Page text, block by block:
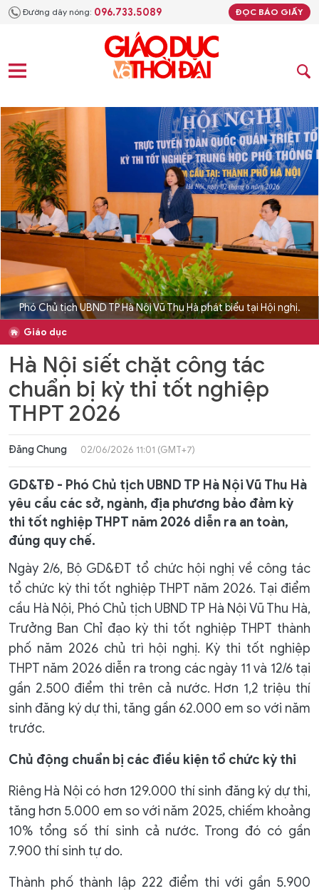
Đường dây nóng: 096.733.5089 ĐỌC BÁO GIẤY
Phó Chủ tịch UBND TP Hà Nội Vũ Thu Hà phát biểu tại Hội nghị.
Giáo dục
Hà Nội siết chặt công tác
chuẩn bị kỳ thi tốt nghiệp
THPT 2026
Đăng Chung 02/06/2026 11:01 (GMT+7)
GD&TĐ - Phó Chủ tịch UBND TP Hà Nội Vũ Thu Hà
yêu cầu các sở, ngành, địa phương bảo đảm kỳ
thi tốt nghiệp THPT năm 2026 diễn ra an toàn,
đúng quy chế.
Ngày 2/6, Bộ GD&ĐT tổ chức hội nghị về công tác
tổ chức kỳ thi tốt nghiệp THPT năm 2026. Tại điểm
cầu Hà Nội, Phó Chủ tịch UBND TP Hà Nội Vũ Thu Hà,
Trưởng Ban Chỉ đạo kỳ thi tốt nghiệp THPT thành
phố năm 2026 chủ trì hội nghị. Kỳ thi tốt nghiệp
THPT năm 2026 diễn ra trong các ngày 11 và 12/6 tại
gần 2.500 điểm thi trên cả nước. Hơn 1,2 triệu thí
sinh đăng ký dự thi, tăng gần 62.000 em so với năm
trước.
Chủ động chuẩn bị các điều kiện tổ chức kỳ thi
Riêng Hà Nội có hơn 129.000 thí sinh đăng ký dự thi,
tăng hơn 5.000 em so với năm 2025, chiếm khoảng
10% tổng số thí sinh cả nước. Trong đó có gần
7.900 thí sinh tự do.
Thành phố thành lập 222 điểm thi với gần 5.900